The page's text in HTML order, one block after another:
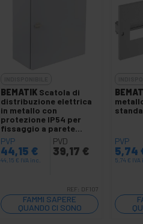
BEMATIK Scatola di
distribuzione elettrica
in metallo con
protezione IP54 per
fissaggio a parete
300x350x200mm
PVP
44,15 €
44,15 € IVA inc.
PVD
39,17 €
REF: DF107
FAMMI SAPERE
QUANDO CI SONO
SCORTE
PVP
5,74
5,74 €